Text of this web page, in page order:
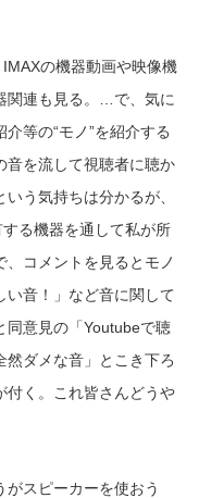
の機器動画や映像機
関連も見る。…で、気に
等の“モノ”を紹介する
を流して視聴者に聴か
う気持ちは分かるが、
る機器を通して私が所
コメントを見るとモノ
い音！」など音に関して
同意見の「Youtubeで聴
ダメな音」とこき下ろ
付く。これ皆さんどうや
スピーカーを使おう